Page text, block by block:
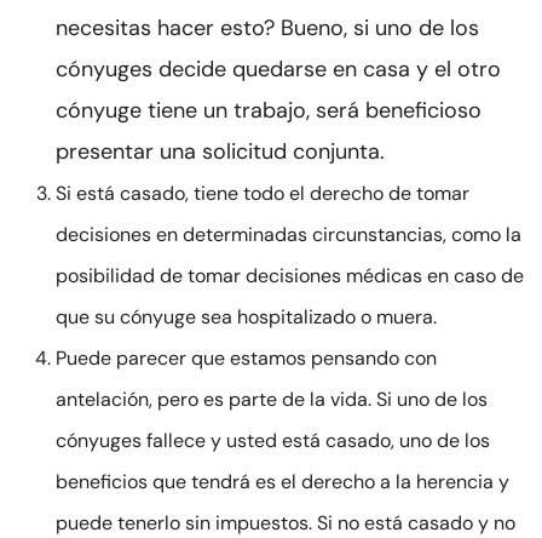
necesitas hacer esto? Bueno, si uno de los
cónyuges decide quedarse en casa y el otro
cónyuge tiene un trabajo, será beneficioso
presentar una solicitud conjunta.
Si está casado, tiene todo el derecho de tomar
decisiones en determinadas circunstancias, como la
posibilidad de tomar decisiones médicas en caso de
que su cónyuge sea hospitalizado o muera.
Puede parecer que estamos pensando con
antelación, pero es parte de la vida. Si uno de los
cónyuges fallece y usted está casado, uno de los
beneficios que tendrá es el derecho a la herencia y
puede tenerlo sin impuestos. Si no está casado y no